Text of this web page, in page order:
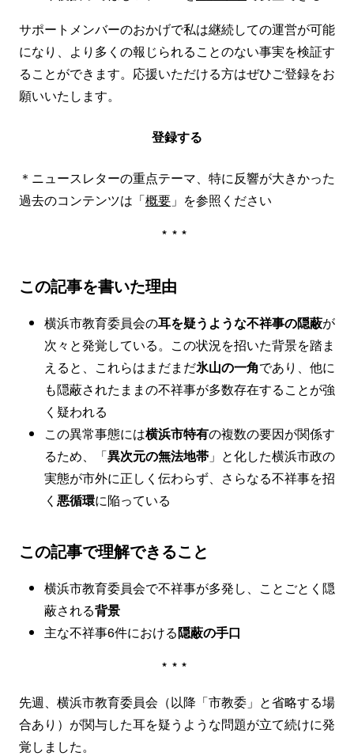
サポートメンバーのおかげで私は継続しての運営が可能
になり、より多くの報じられることのない事実を検証す
ることができます。応援いただける方はぜひご登録をお
願いいたします。
登録する
＊ニュースレターの重点テーマ、特に反響が大きかった
過去のコンテンツは「概要 」を参照ください
***
この記事を書いた理由
横浜市教育委員会の耳を疑うような不祥事の隠蔽が
次々と発覚している。この状況を招いた背景を踏ま
えると、これらはまだまだ氷山の一角であり、他に
も隠蔽されたままの不祥事が多数存在することが強
く疑われる
この異常事態には横浜市特有の複数の要因が関係す
るため、「異次元の無法地帯 」と化した横浜市政の
実態が市外に正しく伝わらず、さらなる不祥事を招
く 悪循環に陥っている
この記事で理解できること
横浜市教育委員会で不祥事が多発し、ことごとく隠
蔽される背景
主な不祥事6件における隠蔽の手口
***
先週、横浜市教育委員会（以降「市教委」と省略する場
合あり）が関与した耳を疑うような問題が立て続けに発
覚しました。